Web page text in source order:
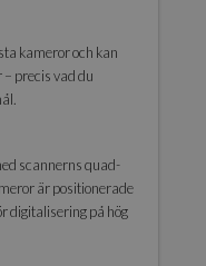
kameror och kan
precis vad du
scannerns quad-
är positionerade
digitalisering på hög